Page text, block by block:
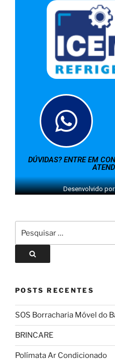
DÚVIDAS? ENTRE EM
Desenvolvido
POSTS RECENTES
SOS Borracharia Móvel do
BRINCARE
Polímata Ar Condicionado